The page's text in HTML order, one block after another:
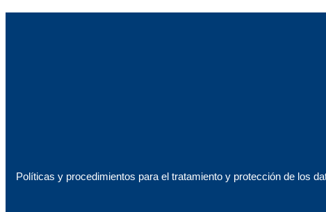
Políticas y procedimientos para el tratamiento y protección de los